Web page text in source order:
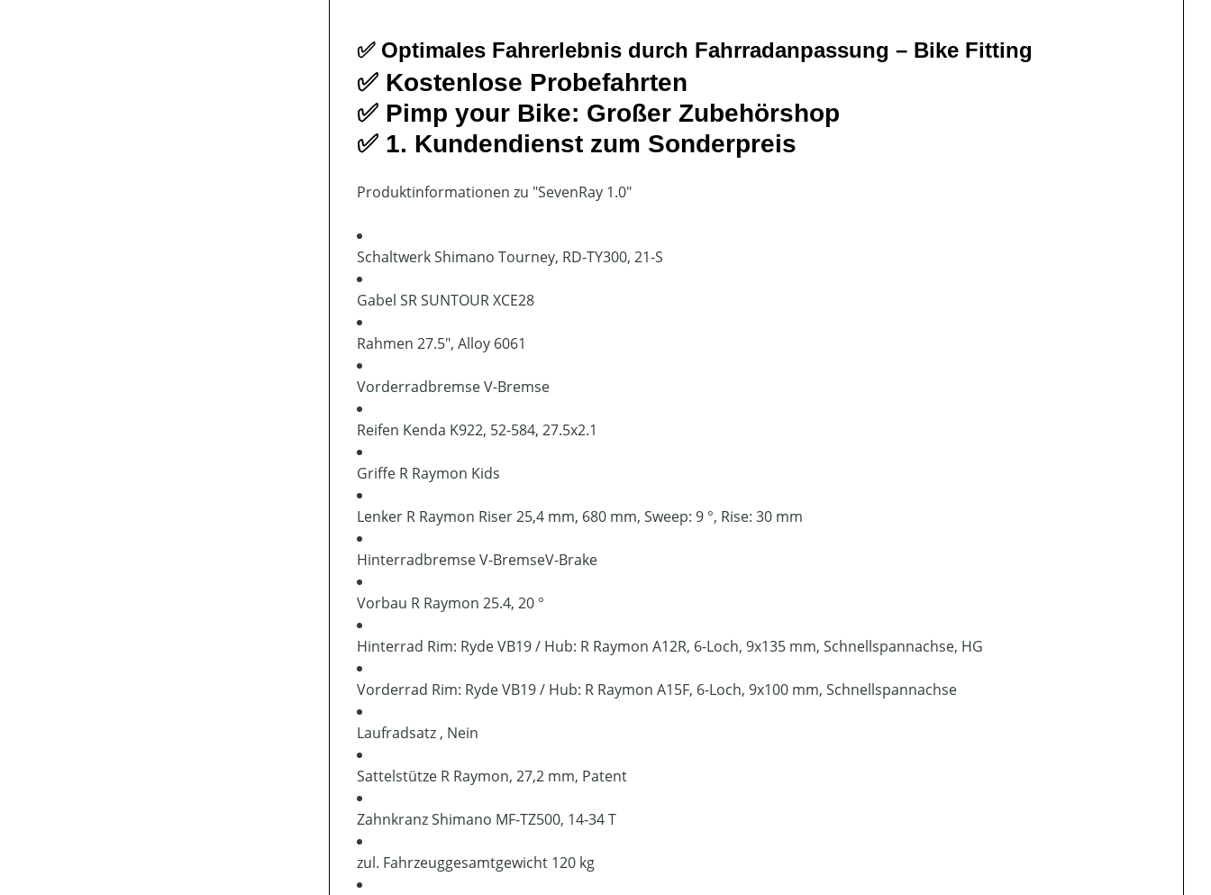
✅ Optimales Fahrerlebnis durch Fahrradanpassung – Bike Fitting
✅ Kostenlose Probefahrten
✅ Pimp your Bike: Großer Zubehörshop
✅ 1. Kundendienst zum Sonderpreis
Produktinformationen zu "SevenRay 1.0"
SchaltwerkShimano Tourney, RD-TY300, 21-S
Gabel SR SUNTOUR XCE28
Rahmen 27.5", Alloy 6061
VorderradbremseV-Bremse
Reifen Kenda K922, 52-584, 27.5x2.1
Griffe R Raymon Kids
Lenker R Raymon Riser 25,4 mm, 680 mm, Sweep: 9 °, Rise: 30 mm
HinterradbremseV-BremseV-Brake
Vorbau R Raymon 25.4, 20 °
Hinterrad Rim: Ryde VB19 / Hub: R Raymon A12R, 6-Loch, 9x135 mm, Schnellspannachse, HG
Vorderrad Rim: Ryde VB19 / Hub: R Raymon A15F, 6-Loch, 9x100 mm, Schnellspannachse
Laufradsatz , Nein
Sattelstütze R Raymon, 27,2 mm, Patent
ZahnkranzShimano MF-TZ500, 14-34 T
zul. Fahrzeuggesamtgewicht 120 kg